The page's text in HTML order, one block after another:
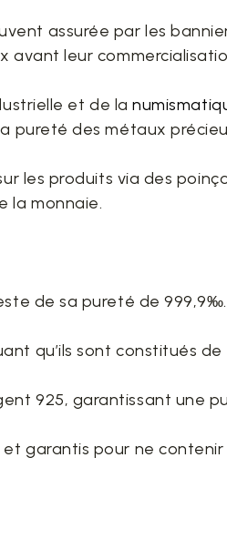
assurée par les
avant leur
et de la
pureté des métaux
les produits via des
la monnaie.
de sa pureté de 999,9‰.
qu’ils sont constitués de
925, garantissant une
garantis pour ne